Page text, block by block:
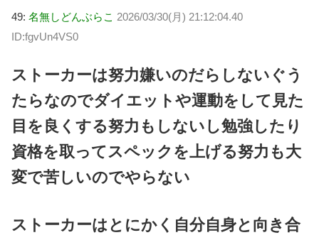
49: 名無しどんぶらこ 2026/03/30(月) 21:12:04.40
ID:fgvUn4VS0
ストーカーは努力嫌いのだらしないぐう
たらなのでダイエットや運動をして見た
目を良くする努力もしないし勉強したり
資格を取ってスペックを上げる努力も大
変で苦しいのでやらない
ストーカーはとにかく自分自身と向き合